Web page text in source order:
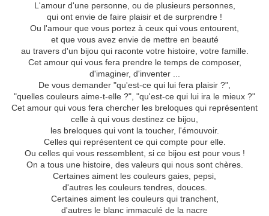
L'amour d'une personne, ou de plusieurs personnes,
qui ont envie de faire plaisir et de surprendre !
Ou l'amour que vous portez à ceux qui vous entourent,
et que vous avez envie de mettre en beauté
au travers d'un bijou qui raconte votre histoire, votre famille.
Cet amour qui vous fera prendre le temps de composer,
d'imaginer, d'inventer ...
De vous demander "qu'est-ce qui lui fera plaisir ?",
"quelles couleurs aime-t-elle ?", "qu'est-ce qui lui ira le mieux ?"
Cet amour qui vous fera chercher les breloques qui représentent
celle à qui vous destinez ce bijou,
les breloques qui vont la toucher, l'émouvoir.
Celles qui représentent ce qui compte pour elle.
Ou celles qui vous ressemblent, si ce bijou est pour vous !
On a tous une histoire, des valeurs qui nous sont chères.
Certaines aiment les couleurs gaies, pepsi,
d'autres les couleurs tendres, douces.
Certaines aiment les couleurs qui tranchent,
d'autres le blanc immaculé de la nacre